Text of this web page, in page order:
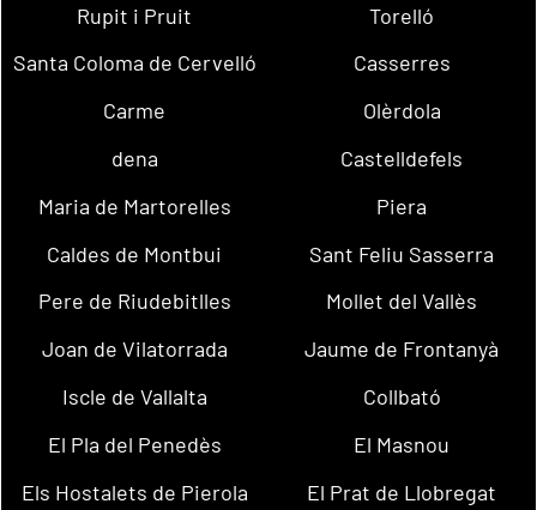
Rupit i Pruit
Torelló
Santa Coloma de Cervelló
Casserres
Carme
Olèrdola
dena
Castelldefels
Maria de Martorelles
Piera
Caldes de Montbui
Sant Feliu Sasserra
Pere de Riudebitlles
Mollet del Vallès
Joan de Vilatorrada
Jaume de Frontanyà
Iscle de Vallalta
Collbató
El Pla del Penedès
El Masnou
Els Hostalets de Pierola
El Prat de Llobregat